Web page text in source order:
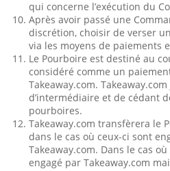
qui concerne l’exécution du
Après avoir passé une
discrétion, choisir de verser
via les moyens de paiements
Le Pourboire est destiné au
considéré comme un
Takeaway.com.
d’intermédiaire et de cédant
pourboires.
Takeaway.com transfèrera le
dans le cas où ceux-ci sont
Takeaway.com. Dans le cas
engagé par Takeaway.com